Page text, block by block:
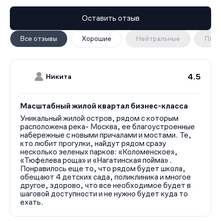
Все отзывы Хорошие Нейтральные
Оставить отзыв
Никита 4.5
Масштабный жилой квартал бизнес-класса
Уникальный жилой остров, рядом с которым
расположена река- Москва, ее благоустроенные
набережные с новыми причалами и мостами. Те,
кто любит прогулки, найдут рядом сразу
несколько зеленых парков: «Коломенское»,
«Тюфелева роща» и «Нагатинская пойма» .
Понравилось еще то, что рядом будет школа,
обещают 4 детских сада, поликлиника и многое
другое, здорово, что все необходимое будет в
шаговой доступности и не нужно будет куда то
ехать.